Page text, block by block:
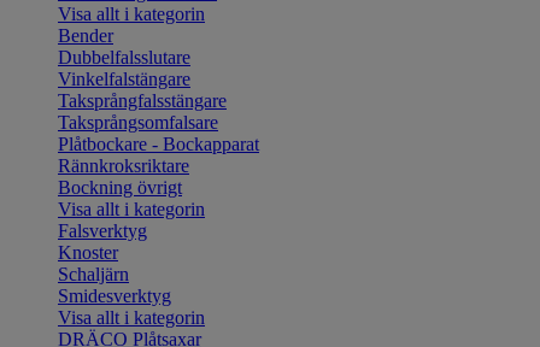
Visa allt i kategorin
Bender
Dubbelfalsslutare
Vinkelfalstängare
Taksprångfalsstängare
Taksprångsomfalsare
Plåtbockare - Bockapparat
Rännkroksriktare
Bockning övrigt
Visa allt i kategorin
Falsverktyg
Knoster
Schaljärn
Smidesverktyg
Visa allt i kategorin
DRÄCO Plåtsaxar